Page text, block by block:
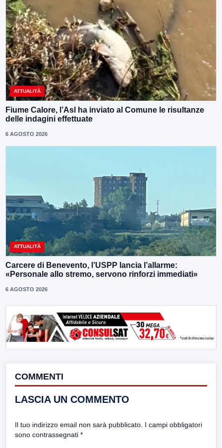
ATTUALITÀ
Fiume Calore, l’Asl ha inviato al Comune le risultanze
delle indagini effettuate
6 AGOSTO 2026
ATTUALITÀ
Carcere di Benevento, l’USPP lancia l’allarme:
«Personale allo stremo, servono rinforzi immediati»
6 AGOSTO 2026
COMMENTI
LASCIA UN COMMENTO
Il tuo indirizzo email non sarà pubblicato. I campi obbligatori
sono contrassegnati *